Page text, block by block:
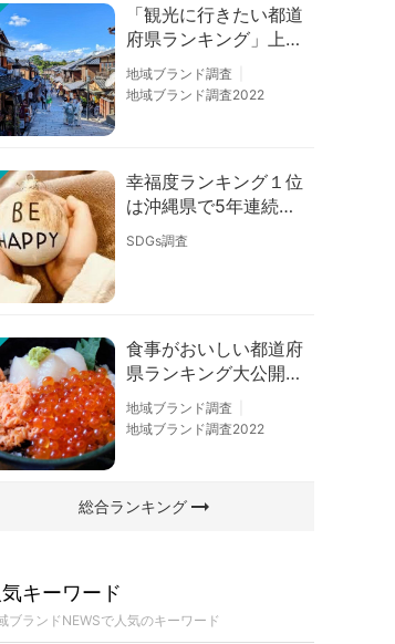
「観光に行きたい都道
府県ランキング」上位
の順位に変動あり
地域ブランド調査
地域ブランド調査2022
幸福度ランキング１位
は沖縄県で5年連続！
佐賀、愛知が順位上昇
【幸福度調査2026】
SDGs調査
食事がおいしい都道府
県ランキング大公開！
１位は北海道、３位は
大阪府、２位は〇〇
地域ブランド調査
地域ブランド調査2022
総合ランキングarrow_right_alt
気キーワード
ブランドNEWSで人気のキーワード